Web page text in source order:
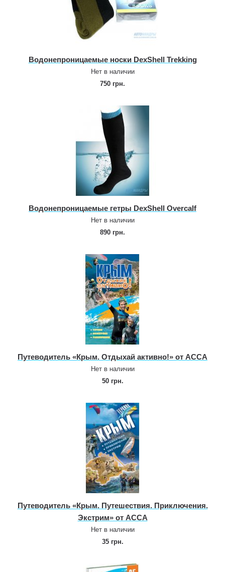
Водонепроницаемые носки DexShell Trekking
Нет в наличии
750 грн.
Водонепроницаемые гетры DexShell Overcalf
Нет в наличии
890 грн.
Путеводитель «Крым. Отдыхай активно!» от АССА
Нет в наличии
50 грн.
Путеводитель «Крым. Путешествия. Приключения.
Экстрим» от АССА
Нет в наличии
35 грн.